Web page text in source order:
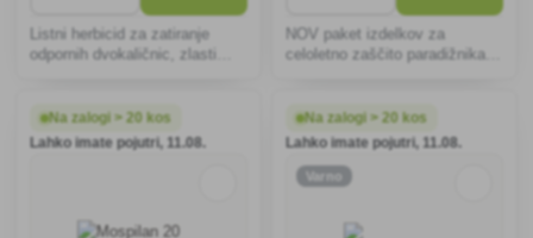
Listni herbicid za zatiranje
odpornih dvokaličnic, zlasti
starejših okrasnih travnikih ter
travnatih športnih igriščih in
NOV paket izdelkov za
celoletno zaščito paradižnika
Na zalogi > 20 kos
Lahko imate pojutri, 11.08.
Na zalogi > 20 kos
Lahko imate pojutri, 11.08.
Varno